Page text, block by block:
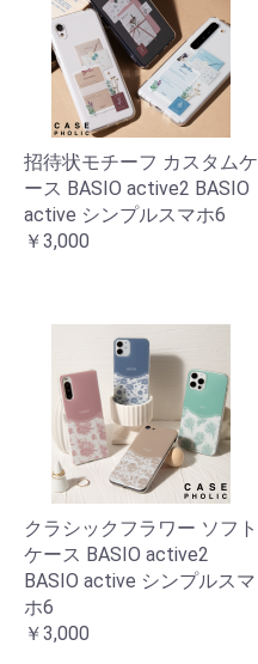
招待状モチーフ カスタムケ
ース BASIO active2 BASIO
active シンプルスマホ6
￥3,000
クラシックフラワー ソフト
ケース BASIO active2
BASIO active シンプルスマ
ホ6
￥3,000